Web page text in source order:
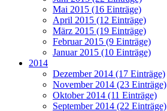
Mai 2015 (16 Einträge)
April 2015 (12 Einträge)
März 2015 (19 Einträge)
Februar 2015 (9 Einträge)
Januar 2015 (10 Einträge)
2014
Dezember 2014 (17 Einträge)
November 2014 (23 Einträge)
Oktober 2014 (11 Einträge)
September 2014 (22 Einträge)